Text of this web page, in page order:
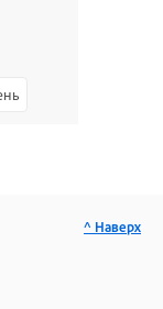
^ Наверх